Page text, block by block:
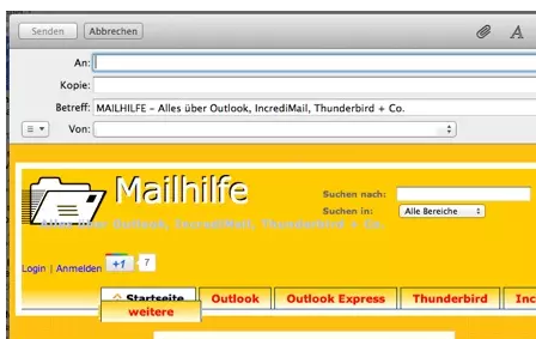
E-Mail bestätigen